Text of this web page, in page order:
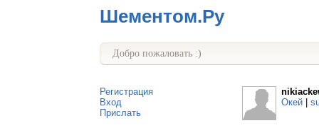
Шементом.Ру
Добро пожаловать :)
Регистрация
Вход
Прислать
Окей